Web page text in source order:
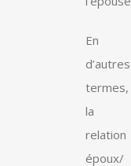
En
d’autres
termes,
la
relation
époux/